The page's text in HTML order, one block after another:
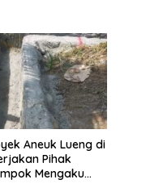
Aneuk Lueng di
Pihak
Mengaku